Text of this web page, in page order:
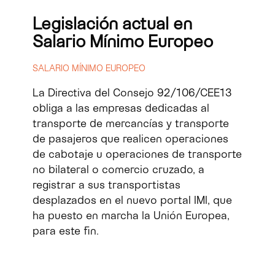
Legislación actual en
Salario Mínimo Europeo
SALARIO MÍNIMO EUROPEO
La Directiva del Consejo 92/106/CEE13
obliga a las empresas dedicadas al
transporte de mercancías y transporte
de pasajeros que realicen operaciones
de cabotaje u operaciones de transporte
no bilateral o comercio cruzado, a
registrar a sus transportistas
desplazados en el nuevo portal IMI, que
ha puesto en marcha la Unión Europea,
para este fin.